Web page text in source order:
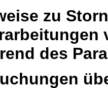
zu
des